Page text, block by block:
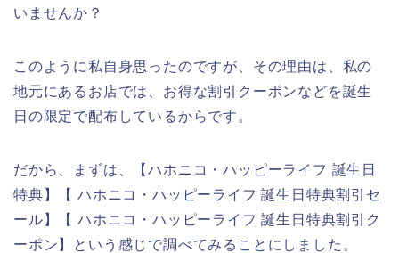
いませんか？
このように私自身思ったのですが、その理由は、私の
地元にあるお店では、お得な割引クーポンなどを誕生
日の限定で配布しているからです。
だから、まずは、【ハホニコ・ハッピーライフ 誕生日
特典】【 ハホニコ・ハッピーライフ 誕生日特典割引セ
ール】【 ハホニコ・ハッピーライフ 誕生日特典割引ク
ーポン】という感じで調べてみることにしました。